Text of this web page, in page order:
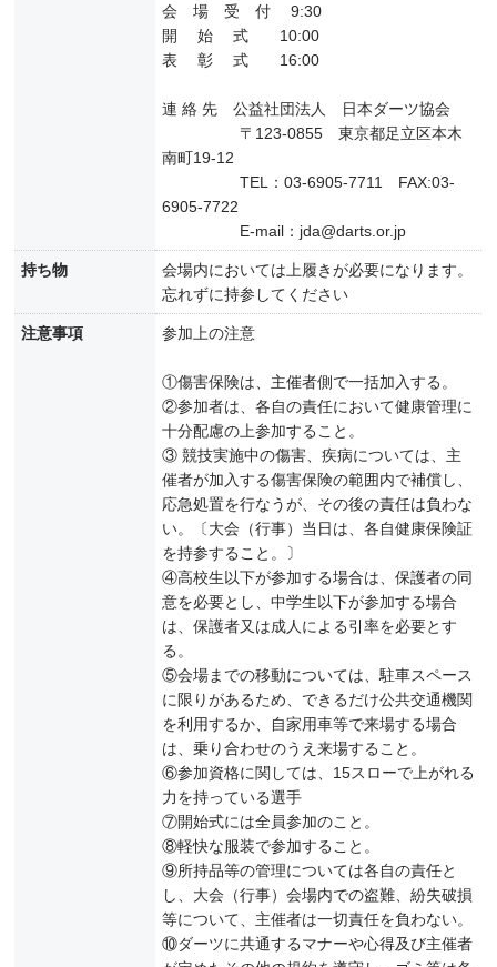
会 場 受 付 9:30
開 始 式 10:00
表 彰 式 16:00
連 絡 先 公益社団法人 日本ダーツ協会
〒123-0855 東京都足立区本木
南町19-12
TEL：03-6905-7711 FAX:03-
6905-7722
E-mail：jda@darts.or.jp
持ち物
会場内においては上履きが必要になります。
忘れずに持参してください
注意事項 参加上の注意
①傷害保険は、主催者側で一括加入する。
②参加者は、各自の責任において健康管理に
十分配慮の上参加すること。
③ 競技実施中の傷害、疾病については、主
催者が加入する傷害保険の範囲内で補償し、
応急処置を行なうが、その後の責任は負わな
い。〔大会（行事）当日は、各自健康保険証
を持参すること。〕
④高校生以下が参加する場合は、保護者の同
意を必要とし、中学生以下が参加する場合
は、保護者又は成人による引率を必要とす
る。
⑤会場までの移動については、駐車スペース
に限りがあるため、できるだけ公共交通機関
を利用するか、自家用車等で来場する場合
は、乗り合わせのうえ来場すること。
⑥参加資格に関しては、15スローで上がれる
力を持っている選手
⑦開始式には全員参加のこと。
⑧軽快な服装で参加すること。
⑨所持品等の管理については各自の責任と
し、大会（行事）会場内での盗難、紛失破損
等について、主催者は一切責任を負わない。
⑩ダーツに共通するマナーや心得及び主催者